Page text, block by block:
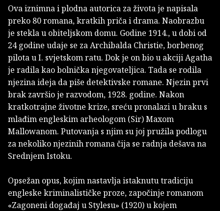
Ova iznimna i plodna autorica za života je napisala
preko 80 romana, kratkih priča i drama. Naobrazbu
je stekla u obiteljskom domu. Godine 1914., u dobi od
24 godine udaje se za Archibalda Christie, borbenog
pilota u I. svjetskom ratu. Dok je on bio u akciji Agatha
je radila kao bolnička njegovateljica. Tada se rodila
njezina ideja da piše detektivske romane. Njezin prvi
brak završio je razvodom, 1928. godine. Nakon
kratkotrajne životne krize, sreću pronalazi u braku s
mlađim engleskim arheologom (Sir) Maxom
Mallowanom. Putovanja s njim su joj pružila podlogu
za nekoliko njezinih romana čija se radnja dešava na
Srednjem Istoku.
Opsežan opus, kojim nastavlja istaknutu tradiciju
engleske kriminalističke proze, započinje romanom
«Zagoneni događaj u Stylesu» (1920) u kojem